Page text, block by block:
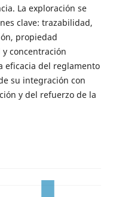
La exploración se
clave: trazabilidad,
propiedad
concentración
eficacia del reglamento
su integración con
y del refuerzo de la